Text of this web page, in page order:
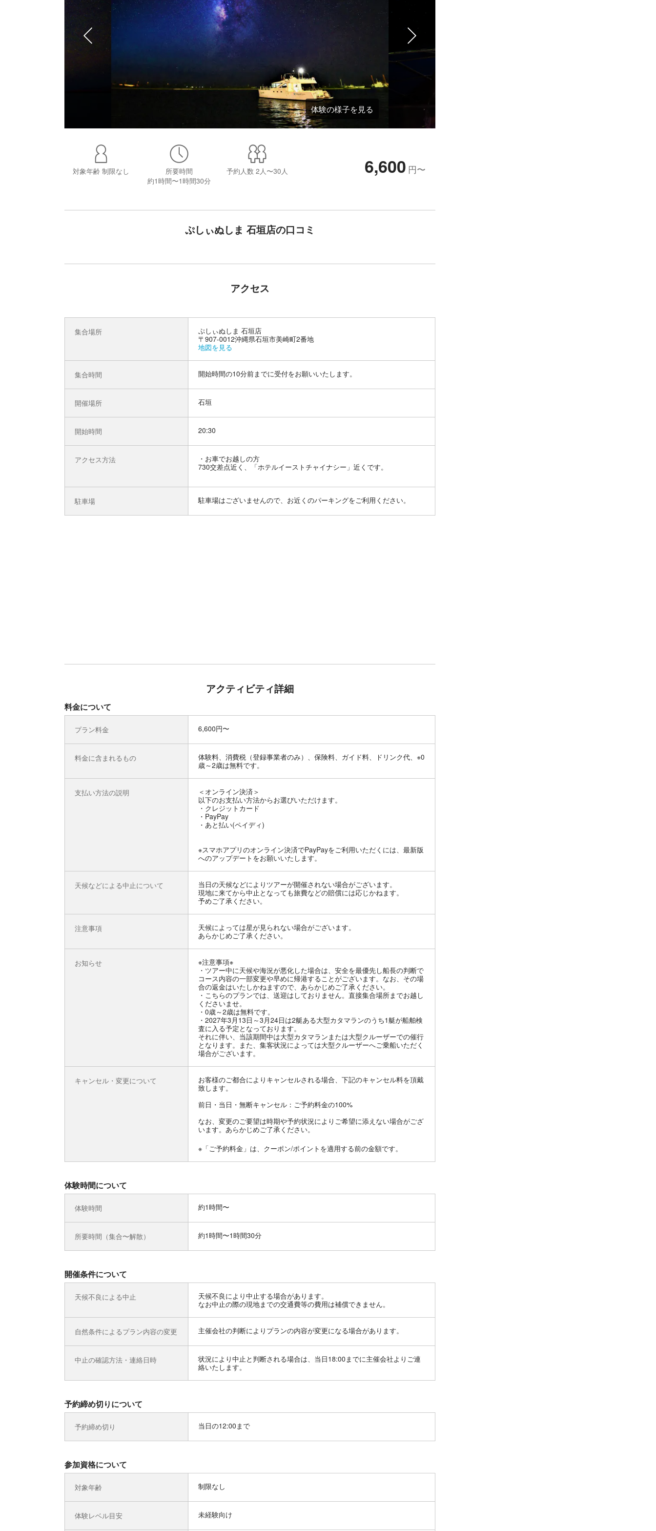
体験の様子を見る
対象年齢 制限なし
所要時間
約1時間〜1時間30分
予約人数 2人〜30人 6,600 円〜
ぷしぃぬしま 石垣店の口コミ
アクセス
集合場所
ぷしぃぬしま 石垣店
〒907-0012沖縄県石垣市美崎町2番地
地図を見る
集合時間 開始時間の10分前までに受付をお願いいたします。
開催場所 石垣
開始時間 20:30
アクセス方法
お車でお越しの方
730交差点近く、「ホテルイーストチャイナシー」近くです。
駐車場 駐車場はございませんので、お近くのパーキングをご利用ください。
アクティビティ詳細
料金について
プラン料金 6,600円〜
料金に含まれるもの
体験料、消費税（登録事業者のみ）、保険料、ガイド料、ドリンク代、※0
歳～2歳は無料です。
支払い方法の説明
＜オンライン決済＞
以下のお支払い方法からお選びいただけます。
・クレジットカード
・PayPay
・あと払い(ペイディ)
※スマホアプリのオンライン決済でPayPayをご利用いただくには、最新版
へのアップデートをお願いいたします。
天候などによる中止について
当日の天候などによりツアーが開催されない場合がございます。
現地に来てから中止となっても旅費などの賠償には応じかねます。
予めご了承ください。
注意事項
天候によっては星が見られない場合がございます。
あらかじめご了承ください。
お知らせ
※注意事項※
・ツアー中に天候や海況が悪化した場合は、安全を最優先し船長の判断で
コース内容の一部変更や早めに帰港することがございます。なお、その場
合の返金はいたしかねますので、あらかじめご了承ください。
・こちらのプランでは、送迎はしておりません。直接集合場所までお越し
くださいませ。
・0歳～2歳は無料です。
・2027年3月13日～3月24日は2艇ある大型カタマランのうち1艇が船舶検
査に入る予定となっております。
それに伴い、当該期間中は大型カタマランまたは大型クルーザーでの催行
となります。また、集客状況によっては大型クルーザーへご乗船いただく
場合がございます。
キャンセル・変更について
お客様のご都合によりキャンセルされる場合、下記のキャンセル料を頂戴
致します。
前日・当日・無断キャンセル：ご予約料金の100%
なお、変更のご要望は時期や予約状況によりご希望に添えない場合がござ
います。あらかじめご了承ください。
※「ご予約料金」は、クーポン/ポイントを適用する前の金額です。
体験時間について
体験時間 約1時間〜
所要時間（集合〜解散） 約1時間〜1時間30分
開催条件について
天候不良による中止
天候不良により中止する場合があります。
なお中止の際の現地までの交通費等の費用は補償できません。
自然条件によるプラン内容の変更 主催会社の判断によりプランの内容が変更になる場合があります。
中止の確認方法・連絡日時
状況により中止と判断される場合は、当日18:00までに主催会社よりご連
絡いたします。
予約締め切りについて
予約締め切り 当日の12:00まで
参加資格について
対象年齢 制限なし
体験レベル目安 未経験向け